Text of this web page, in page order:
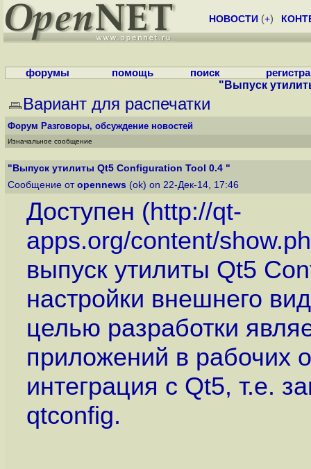
НОВОСТИ (+)
форумы помощь поиск
"Выпуск
Вариант для распечатки
Форум Разговоры, обсуждение новостей
Изначальное сообщение
"Выпуск утилиты Qt5 Configuration Tool 0.4 "
Сообщение от opennews (ok) on 22-Дек-14, 17:46
Доступен (http://qt-
apps.org/content/
выпуск утилиты Qt5
настройки внешнего
целью разработки
приложений в рабочих
интеграция с Qt5, т.е.
qtconfig.